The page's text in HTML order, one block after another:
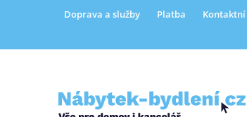
Doprava a služby Platba